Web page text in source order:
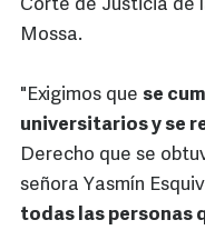
Corte de Justicia de
Mossa.
"Exigimos que se
universitarios y se
Derecho que se
señora Yasmín
todas las personas